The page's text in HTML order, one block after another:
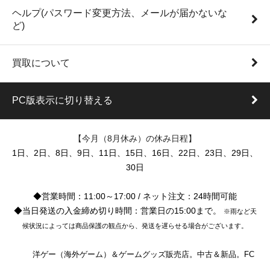
ヘルプ(パスワード変更方法、メールが届かないな
ど)
買取について
PC版表示に切り替える
【今月（8月休み）の休み日程】
1日、2日、8日、9日、11日、15日、16日、22日、23日、29日、
30日
◆営業時間：11:00～17:00 / ネット注文：24時間可能
◆当日発送の入金締め切り時間：営業日の15:00まで。
※雨など天
候状況によっては商品保護の観点から、発送を遅らせる場合がございます。
洋ゲー（海外ゲーム）＆ゲームグッズ販売店。中古＆新品。FC